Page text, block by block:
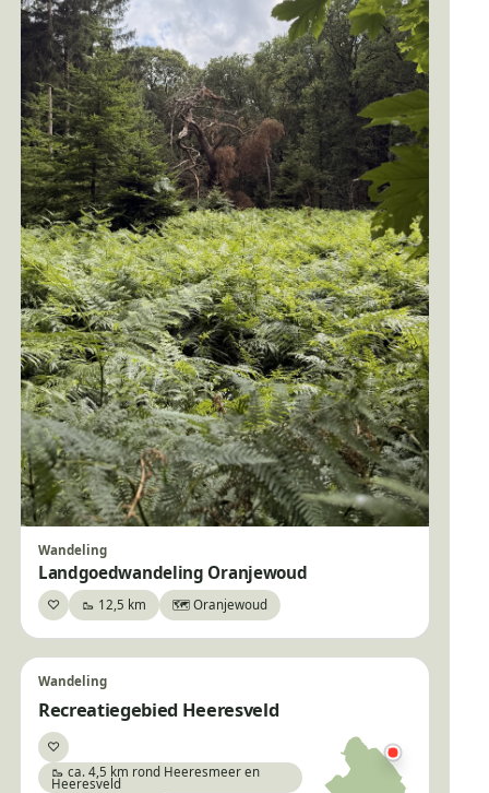
Wandeling
Landgoedwandeling Oranjewoud
♡Bewaar🥾 12,5 km 🗺️ Oranjewoud
Wandeling
Recreatiegebied Heeresveld
♡Bewaar
🥾 ca. 4,5 km rond Heeresmeer en
Heeresveld